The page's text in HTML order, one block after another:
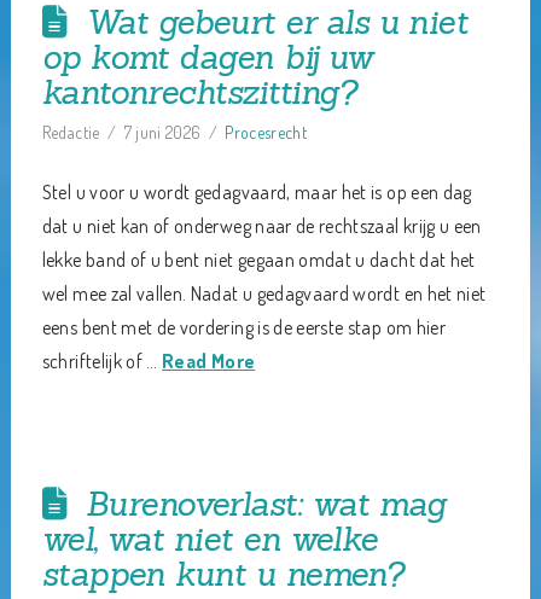
Wat gebeurt er als u niet
op komt dagen bij uw
kantonrechtszitting?
Redactie 7 juni 2026 Procesrecht
Stel u voor u wordt gedagvaard, maar het is op een dag
dat u niet kan of onderweg naar de rechtszaal krijg u een
lekke band of u bent niet gegaan omdat u dacht dat het
wel mee zal vallen. Nadat u gedagvaard wordt en het niet
eens bent met de vordering is de eerste stap om hier
schriftelijk of … Read More
Burenoverlast: wat mag
wel, wat niet en welke
stappen kunt u nemen?